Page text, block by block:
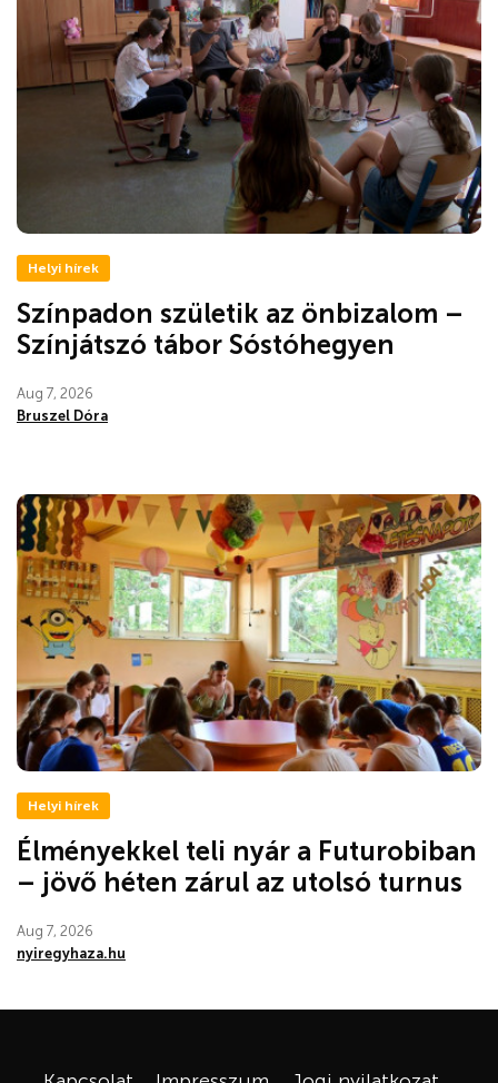
Helyi hírek
Színpadon születik az önbizalom –
Színjátszó tábor Sóstóhegyen
Aug 7, 2026
Bruszel Dóra
Helyi hírek
Élményekkel teli nyár a Futurobiban
– jövő héten zárul az utolsó turnus
Aug 7, 2026
nyiregyhaza.hu